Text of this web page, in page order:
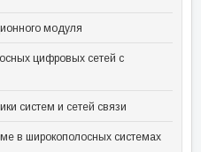
модуля
цифровых сетей с
систем и сетей связи
в широкополосных системах